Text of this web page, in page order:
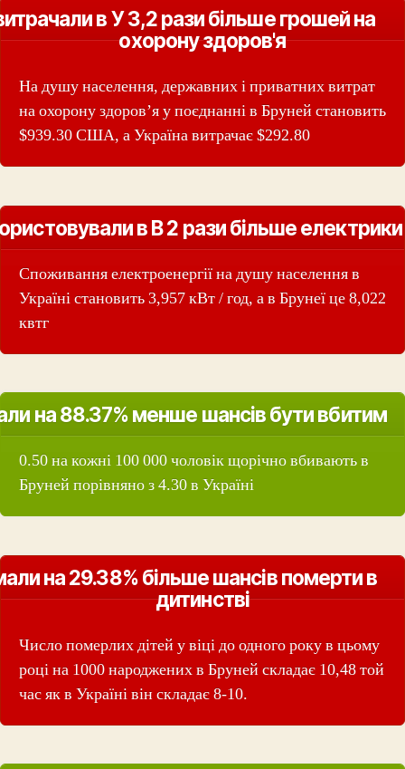
в У 3,2 рази більше грошей на
охорону здоров'я
На душу населення, державних і приватних витрат
на охорону здоров’я у поєднанні в Бруней становить
$939.30 США, а Україна витрачає $292.80
в В 2 рази більше електрики
Споживання електроенергії на душу населення в
Україні становить 3,957 кВт / год, а в Брунеї це 8,022
квтг
на 88.37% менше шансів бути вбитим
0.50 на кожні 100 000 чоловік щорічно вбивають в
Бруней порівняно з 4.30 в Україні
на 29.38% більше шансів померти в
дитинстві
Число померлих дітей у віці до одного року в цьому
році на 1000 народжених в Бруней складає 10,48 той
час як в Україні він складає 8-10.